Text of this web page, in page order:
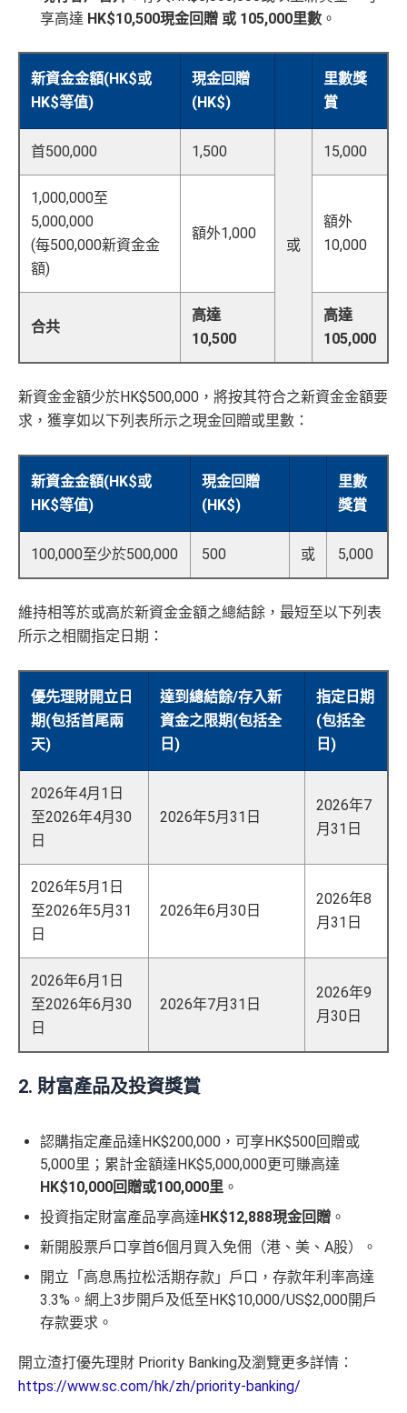
享高達 HK$10,500現金回贈 或 105,000里數 。
新資金金額(HK$或
HK$等值)
現金回贈
(HK$)
里數獎
賞
首500,000 1,500
或
15,000
1,000,000至
5,000,000
(每500,000新資金金
額)
額外1,000
額外
10,000
合共
高達
10,500
高達
105,000
新資金金額少於HK$500,000，將按其符合之新資金金額要
求，獲享如以下列表所示之現金回贈或里數：
新資金金額(HK$或
HK$等值)
現金回贈
(HK$)
里數
獎賞
100,000至少於500,000 500 或 5,000
維持相等於或高於新資金金額之總結餘，最短至以下列表
所示之相關指定日期：
優先理財開立日
期(包括首尾兩
天)
達到總結餘/存入新
資金之限期(包括全
日)
指定日期
(包括全
日)
2026年4月1日
至2026年4月30
日
2026年5月31日
2026年7
月31日
2026年5月1日
至2026年5月31
日
2026年6月30日
2026年8
月31日
2026年6月1日
至2026年6月30
日
2026年7月31日
2026年9
月30日
2. 財富產品及投資獎賞
認購指定產品達HK$200,000，可享HK$500回贈或
5,000里；累計金額達HK$5,000,000更可賺高達
HK$10,000回贈或100,000里 。
投資指定財富產品享高達HK$12,888現金回贈 。
新開股票戶口享首6個月買入免佣（港、美、A股）。
開立「高息馬拉松活期存款」戶口，存款年利率高達
3.3%。網上3步開戶及低至HK$10,000/US$2,000開戶
存款要求。
開立渣打優先理財 Priority Banking及瀏覽更多詳情：
https://www.sc.com/hk/zh/priority-banking/